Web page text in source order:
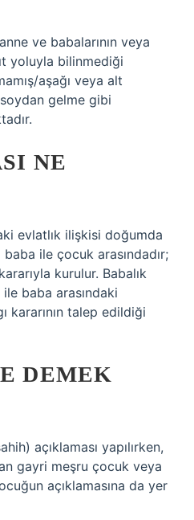
ve babalarının veya
yoluyla bilinmediği
aşağı veya alt
gelme gibi
NE
evlatlık ilişkisi doğumda
ile çocuk arasındadır;
kurulur. Babalık
baba arasındaki
kararının talep edildiği
DEMEK
açıklaması yapılırken,
gayri meşru çocuk veya
açıklamasına da yer